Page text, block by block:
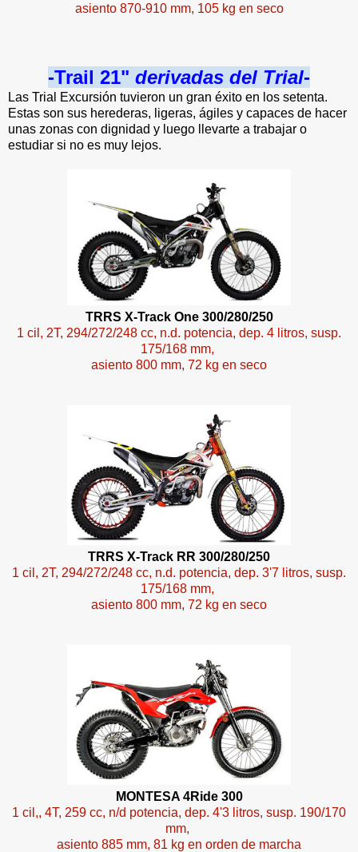
asiento 870-910 mm, 105 kg en seco
-Trail 21" derivadas del Trial-
Las Trial Excursión tuvieron un gran éxito en los setenta.
Estas son sus herederas, ligeras, ágiles y capaces de hacer
unas zonas con dignidad y luego llevarte a trabajar o
estudiar si no es muy lejos.
TRRS X-Track One 300/280/250
1 cil, 2T, 294/272/248 cc, n.d. potencia, dep. 4 litros, susp.
175/168 mm,
asiento 800 mm, 72 kg en seco
TRRS X-Track RR 300/280/250
1 cil, 2T, 294/272/248 cc, n.d. potencia, dep. 3'7 litros, susp.
175/168 mm,
asiento 800 mm, 72 kg en seco
MONTESA 4Ride 300
1 cil,, 4T, 259 cc, n/d potencia, dep. 4'3 litros, susp. 190/170
mm,
asiento 885 mm, 81 kg en orden de marcha